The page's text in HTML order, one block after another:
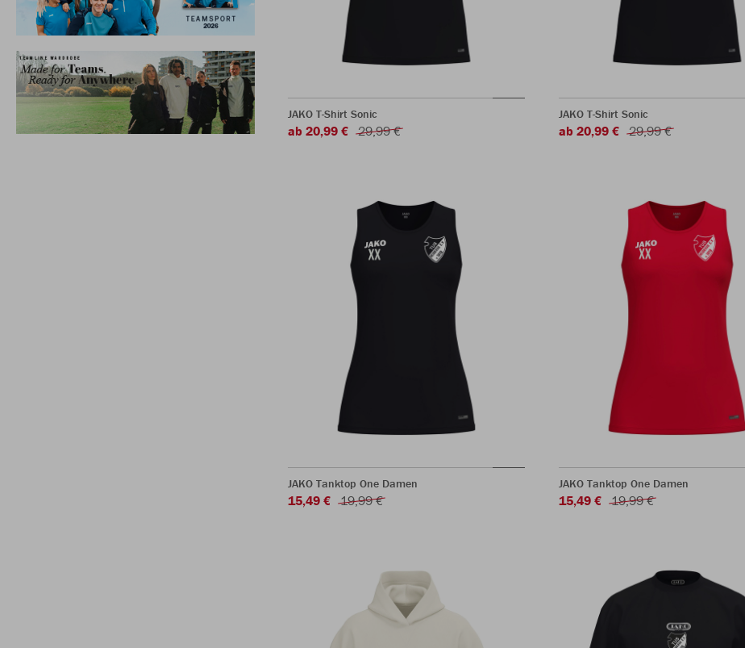
JAKO T-Shirt Sonic
ab 20,99 € 29,99 €
JAKO T-Shirt Sonic
ab 20,99 € 29,99 €
JAKO Tanktop One Damen
15,49 € 19,99 €
JAKO Tanktop One Damen
15,49 € 19,99 €